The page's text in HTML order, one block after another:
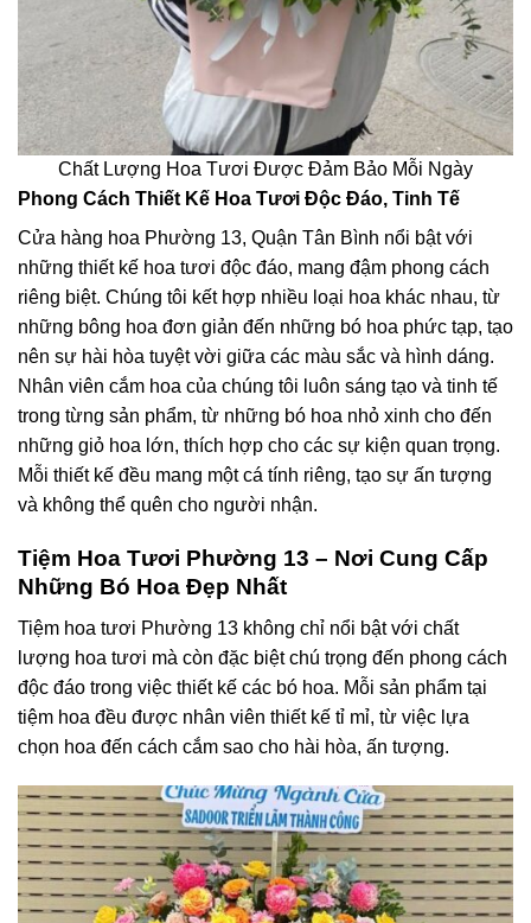
Chất Lượng Hoa Tươi Được Đảm Bảo Mỗi Ngày
Phong Cách Thiết Kế Hoa Tươi Độc Đáo, Tinh Tế
Cửa hàng hoa Phường 13, Quận Tân Bình nổi bật với
những thiết kế hoa tươi độc đáo, mang đậm phong cách
riêng biệt. Chúng tôi kết hợp nhiều loại hoa khác nhau, từ
những bông hoa đơn giản đến những bó hoa phức tạp, tạo
nên sự hài hòa tuyệt vời giữa các màu sắc và hình dáng.
Nhân viên cắm hoa của chúng tôi luôn sáng tạo và tinh tế
trong từng sản phẩm, từ những bó hoa nhỏ xinh cho đến
những giỏ hoa lớn, thích hợp cho các sự kiện quan trọng.
Mỗi thiết kế đều mang một cá tính riêng, tạo sự ấn tượng
và không thể quên cho người nhận.
Tiệm Hoa Tươi Phường 13 – Nơi Cung Cấp
Những Bó Hoa Đẹp Nhất
Tiệm hoa tươi Phường 13 không chỉ nổi bật với chất
lượng hoa tươi mà còn đặc biệt chú trọng đến phong cách
độc đáo trong việc thiết kế các bó hoa. Mỗi sản phẩm tại
tiệm hoa đều được nhân viên thiết kế tỉ mỉ, từ việc lựa
chọn hoa đến cách cắm sao cho hài hòa, ấn tượng.